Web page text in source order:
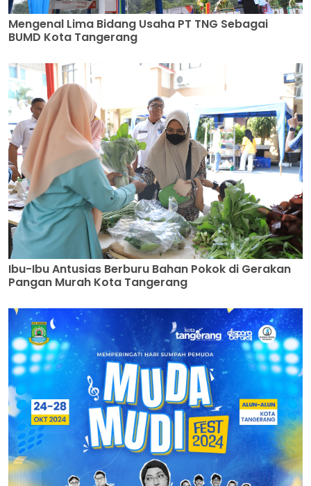
Mengenal Lima Bidang Usaha PT TNG Sebagai
BUMD Kota Tangerang
Ibu-Ibu Antusias Berburu Bahan Pokok di Gerakan
Pangan Murah Kota Tangerang